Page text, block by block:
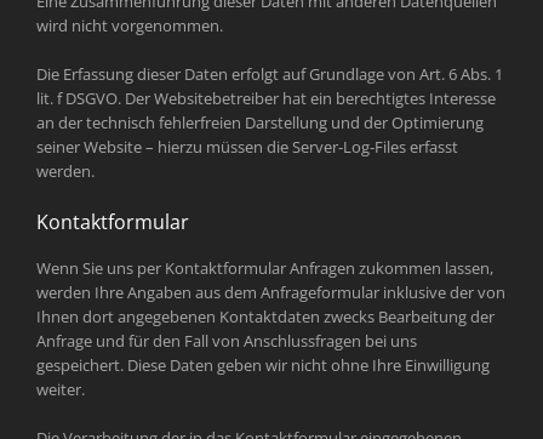
wird nicht vorgenommen.
Die Erfassung dieser Daten erfolgt auf Grundlage von Art. 6 Abs. 1
lit. f DSGVO. Der Websitebetreiber hat ein berechtigtes Interesse
an der technisch fehlerfreien Darstellung und der Optimierung
seiner Website – hierzu müssen die Server-Log-Files erfasst
werden.
Kontaktformular
Wenn Sie uns per Kontaktformular Anfragen zukommen lassen,
werden Ihre Angaben aus dem Anfrageformular inklusive der von
Ihnen dort angegebenen Kontaktdaten zwecks Bearbeitung der
Anfrage und für den Fall von Anschlussfragen bei uns
gespeichert. Diese Daten geben wir nicht ohne Ihre Einwilligung
weiter.